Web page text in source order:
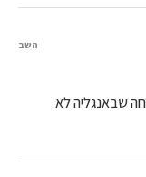
שבאנגליה לא
השב